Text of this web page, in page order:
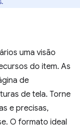
uma visão
do item. As
de
de tela. Torne
e precisas,
O formato ideal